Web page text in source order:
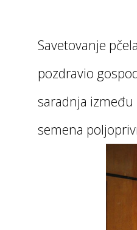
Savetovanje
pozdravio
saradnja
semena